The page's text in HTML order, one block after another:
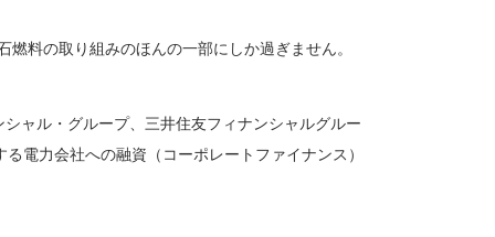
料の取り組みのほんの一部にしか過ぎません。
ャル・グループ、三井住友フィナンシャルグルー
電力会社への融資（コーポレートファイナンス）